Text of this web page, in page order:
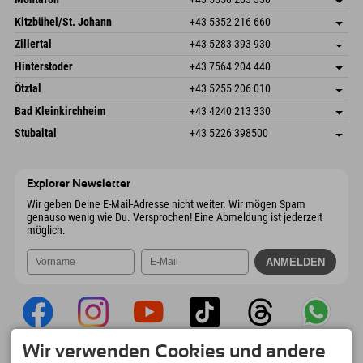
Dorfstr. 127b
6793 Gaschurn/Montafon
Österreich
Adresse speichern
Buchen
Kitzbühel/St. Johann +43 5352 216 660
Speckbacherstraße 87
Österreich
Adresse speichern
Buchen
Zillertal +43 5283 393 930
Schmiedau 2
Österreich
Adresse speichern
Buchen
Hinterstoder +43 7564 204 440
Freizeitpark 10
Österreich
Adresse speichern
Buchen
Ötztal +43 5255 206 010
Gscheat 14
Österreich
Adresse speichern
Buchen
Bad Kleinkirchheim +43 4240 213 330
Dorfstraße 24
Adresse speichern
Stubaital +43 5226 398500
Explorer Newsletter
Wir geben Deine E-Mail-Adresse nicht weiter. Wir mögen Spam
genauso wenig wie Du. Versprochen! Eine Abmeldung ist jederzeit
möglich.
Wir verwenden Cookies und andere